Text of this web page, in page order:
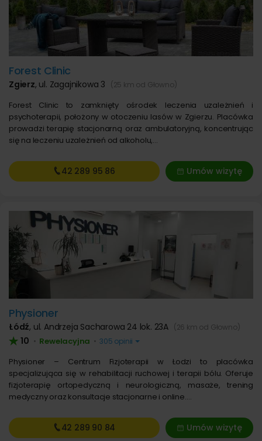
Forest Clinic
Zgierz, ul. Zagajnikowa 3 (25 km od Głowno)
Forest Clinic to zamknięty ośrodek leczenia uzależnień i
psychoterapii, położony w otoczeniu lasów w Zgierzu. Placówka
prowadzi terapię stacjonarną oraz ambulatoryjną, koncentrując
się na leczeniu uzależnień od alkoholu,…
Umów wizytę
42 289 95 86
Physioner
Łódź, ul. Andrzeja Sacharowa 24 lok. 23A (26 km od Głowno)
10 • Rewelacyjna • 305 opinii
Physioner – Centrum Fizjoterapii w Łodzi to placówka
specjalizująca się w rehabilitacji ruchowej i terapii bólu. Oferuje
fizjoterapię ortopedyczną i neurologiczną, masaże, trening
medyczny oraz konsultacje stacjonarne i online.…
Umów wizytę
42 289 90 84